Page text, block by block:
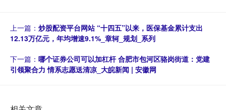
上一篇： 炒股配资平台网站 “十四五”以来，医保基金累计支出
12.13万亿元，年均增速9.1%_章轲_规划_系列
下一篇： 哪个证券公司可以加杠杆 合肥市包河区骆岗街道：党建
引领聚合力 情系志愿送清凉_大皖新闻 | 安徽网